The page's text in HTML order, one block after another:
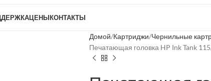
ЦЕНЫКОНТАКТЫ
Домой Картриджи Чернильные
Печатающая головка HP Ink Tank